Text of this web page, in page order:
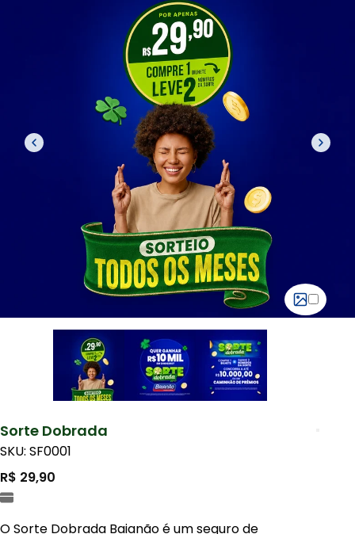
Sorte Dobrada
SKU: SF0001
R$ 29,90
O Sorte Dobrada Baianão é um seguro de